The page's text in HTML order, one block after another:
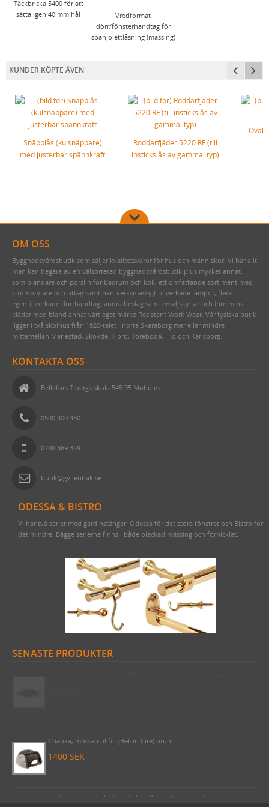
FÖRNICKLAD STÅLSKRUV
Täckbricka 5400 för att
sätta igen 40 mm hål
Vredformat
dörr/fönsterhandtag för
spanjolettlåsning (mässing)
KUNDER KÖPTE ÄVEN
Snäpplås (kulsnäppare)
med justerbar spännkraft
Roddarfjäder 5220 RF (till
instickslås av gammal typ)
Oval
OM OSS
Byggnadsvårdsbutik som säljer kvalitetsvaror för hus och människor. Vi har allt
man kan begära av en välsorterad byggnadsvårdsbutik plus mycket annat,
som blandare och porslin för badrum och kök, ett omfattande sortiment med
strömbrytare och uttag samt hantverksmässigt tillverkade lampor, flera
egentillverkade dörrhandtag, andra beslag samt emaljskyltar och inte minst
kläder med bland annat vårt eget märke Resistant Work Wear. Vår fysiska butik
ligger i två skolhus från 1920-talet i norra Skaraborg mer eller mindre
mittemellan Mariestad, Skövde, Tibro, Töreboda, Hjo och Karlsborg.
KONTAKTA OSS
Bellefors Tibergs skola 545 95 Moholm
0500 400 450
0708 369 329
butik@gyllenhak.se
ODESSA & BISTRO
Vi har två serier med gardinstänger: Odessa för det stora fönstret och Bistro för
det mindre. Bägge serierna finns i både olackad mässing och förnicklat.
SENASTE PRODUKTER
Chapka, mössa i ullfilt (Béton Ciré) brun
1400 SEK
Undertröja i ull/silke (dam) i korallrosa (Armor Lux)